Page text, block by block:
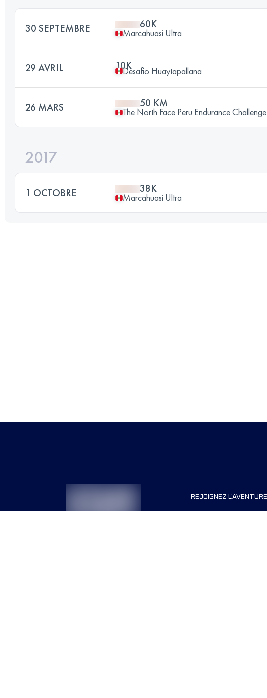
30 SEPTEMBRE 60K
Marcahuasi Ultra
29 AVRIL 10KDesafio Huaytapallana
26 MARS 50 KM
The North Face Peru Endurance Challenge
2017
1 OCTOBRE 38K
Marcahuasi Ultra
REJOIGNEZ L'AVENTURE